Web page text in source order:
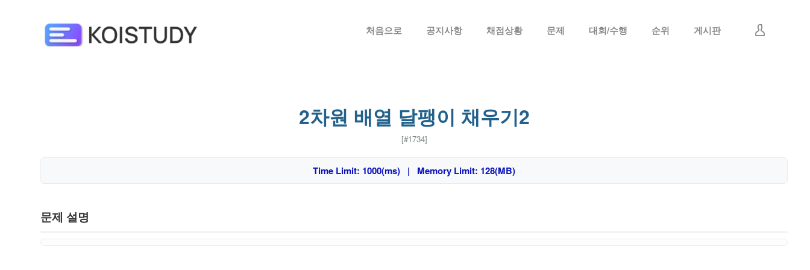
처음으로 공지사항 채점상황 문제 대회/수행 순위 게시판
2차원 배열 달팽이 채우기2
[#1734]
Time Limit: 1000(ms) | Memory Limit: 128(MB)
문제 설명